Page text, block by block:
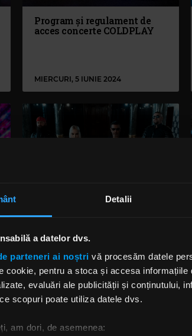
Detalii
a datelor dvs.
parteneri ai noștri vă procesăm datele
cookie, pentru a stoca și accesa
evaluări ale publicității și conținutului,
scopuri poate utiliza datele dvs.
am dori, de asemenea:
Program și regulament de
acces concerte COLDPLAY
MIERCURI, 5 IUNIE 2024
Cântă Scarlet Aura în
deschiderea Coldplay?
MARȚI, 24 OCTOMBRIE 2023